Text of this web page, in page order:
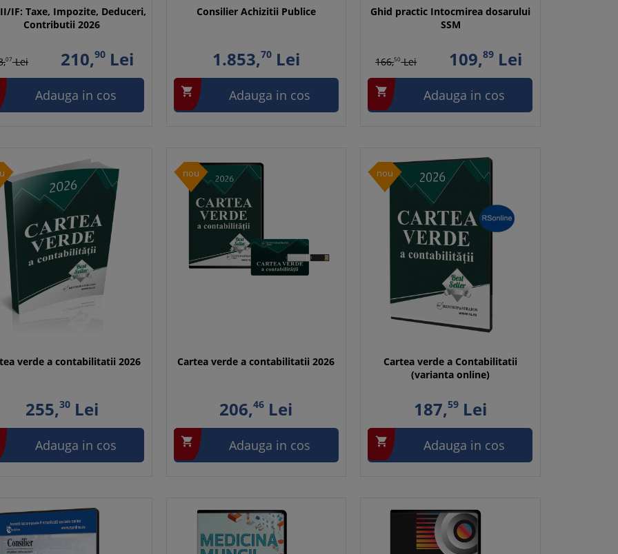
IF: Taxe, Impozite, Deduceri,
Contributii 2026
07Lei 210,90Lei
Adauga in cos
Consilier Achizitii Publice
1.853,70Lei
 Adauga in cos
Ghid practic Intocmirea dosarului
SSM
166,50Lei 109,89Lei
 Adauga in cos
verde a contabilitatii 2026
255,30Lei
Adauga in cos
nou
Cartea verde a contabilitatii 2026
206,46 Lei
 Adauga in cos
nou
Cartea verde a Contabilitatii
(varianta online)
187,59Lei
 Adauga in cos